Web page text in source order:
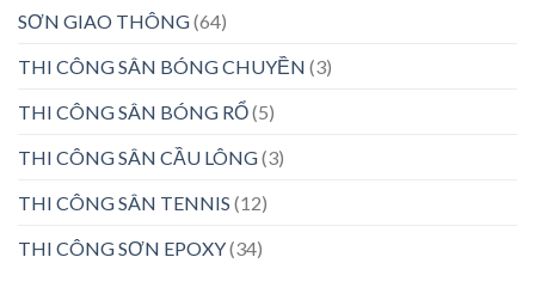
SƠN GIAO THÔNG(64)
THI CÔNG SÂN BÓNG CHUYỀN (3)
THI CÔNG SÂN BÓNG RỔ(5)
THI CÔNG SÂN CẦU LÔNG(3)
THI CÔNG SÂN TENNIS (12)
THI CÔNG SƠN EPOXY(34)